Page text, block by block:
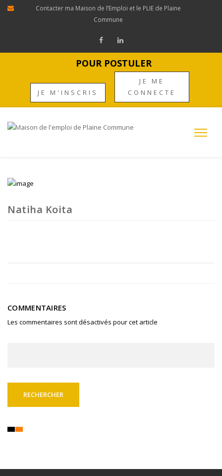
Contacter ma Maison de l’Emploi et le PLIE de Plaine
Commune
POUR POSTULER
JE M'INSCRIS
JE ME
CONNECTE
Natiha Koita
COMMENTAIRES
Les commentaires sont désactivés pour cet article